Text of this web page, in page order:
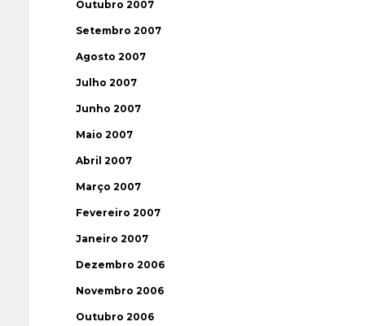
Outubro 2007
Setembro 2007
Agosto 2007
Julho 2007
Junho 2007
Maio 2007
Abril 2007
Março 2007
Fevereiro 2007
Janeiro 2007
Dezembro 2006
Novembro 2006
Outubro 2006